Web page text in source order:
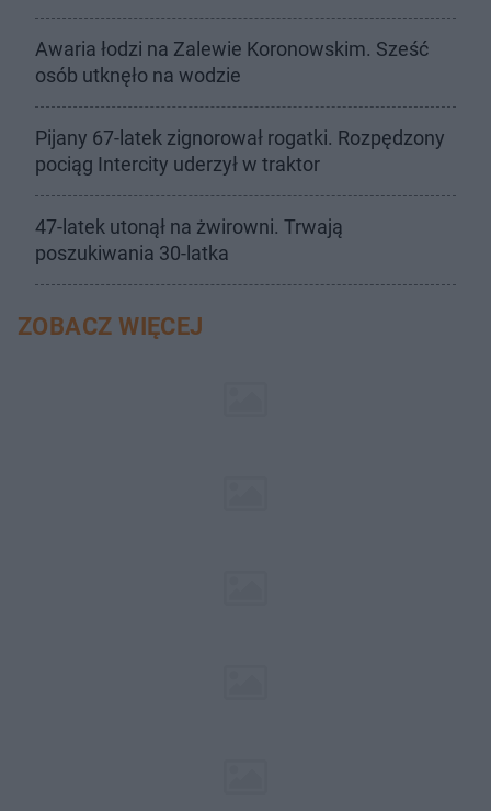
Awaria łodzi na Zalewie Koronowskim. Sześć
osób utknęło na wodzie
Pijany 67-latek zignorował rogatki. Rozpędzony
pociąg Intercity uderzył w traktor
47-latek utonął na żwirowni. Trwają
poszukiwania 30-latka
ZOBACZ WIĘCEJ